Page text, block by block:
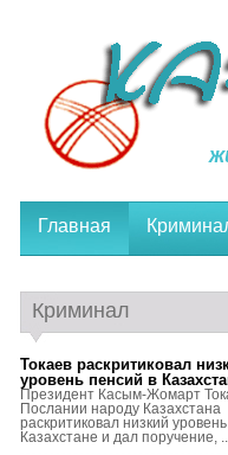
Главная
Криминал
Токаев раскритиковал
уровень пенсий в
Президент Касым-Жомарт
Послании народу Казахстана
раскритиковал низкий
Казахстане и дал поручение,